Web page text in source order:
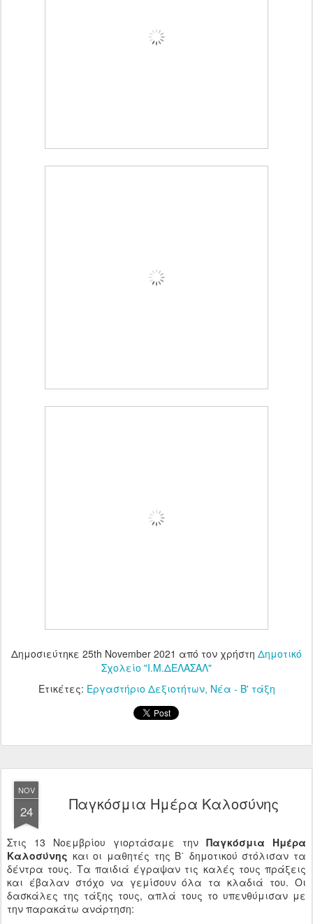
Δημοσιεύτηκε 25th November 2021 από τον χρήστη Δημοτικό
Σχολείο "Ι.Μ.ΔΕΛΑΣΑΛ"
Ετικέτες: Εργαστήριο Δεξιοτήτων Νέα - Β' τάξη
NOV
24 Παγκόσμια Ημέρα Καλοσύνης
Στις 13 Νοεμβρίου γιορτάσαμε την Παγκόσμια Ημέρα
Καλοσύνης και οι μαθητές της Β΄ δημοτικού στόλισαν τα
δέντρα τους. Τα παιδιά έγραψαν τις καλές τους πράξεις
και έβαλαν στόχο να γεμίσουν όλα τα κλαδιά του. Οι
δασκάλες της τάξης τους, απλά τους το υπενθύμισαν με
την παρακάτω ανάρτηση: